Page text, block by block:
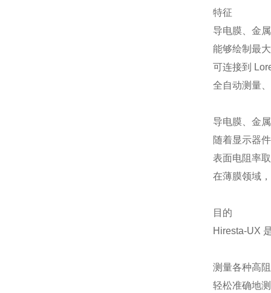
特征
导电膜、金
能够绘制最
可连接到
全自动测量
导电膜、金
随着显示器
表面电阻率
在薄膜领域
目的
Hiresta-UX
测量各种高
轻松准确地